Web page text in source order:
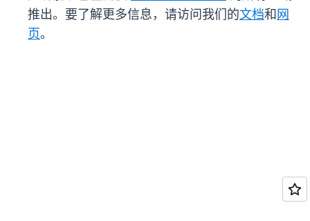
推出。要了解更多信息，请访问我们的文档和 网
页。